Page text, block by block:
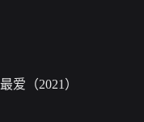
最爱（2021）